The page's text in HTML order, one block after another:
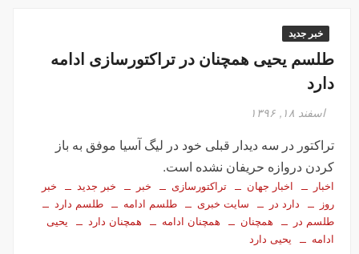
خبر جدید
طلسم یحیی همچنان در تراکتورسازی ادامه
دارد
اسفند ۱۸, ۱۳۹۶
تراکتور در سه دیدار قبلی خود در لیگ آسیا موفق به باز
کردن دروازه حریفان نشده است.
اخبار اخبار جهان تراکتورسازی خبر خبر جدید
خبر
روز
دارد در سایت خبری طلسم ادامه
طلسم دارد
طلسم در
همچنان همچنان ادامه همچنان دارد
یحیی
ادامه
یحیی دارد